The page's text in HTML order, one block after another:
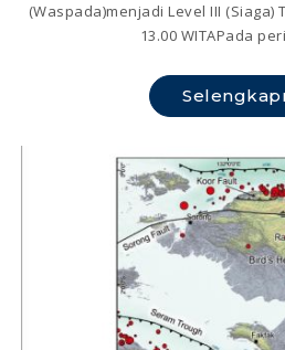
(Waspada)menjadi Level III (Siaga)
13.00 WITAPada